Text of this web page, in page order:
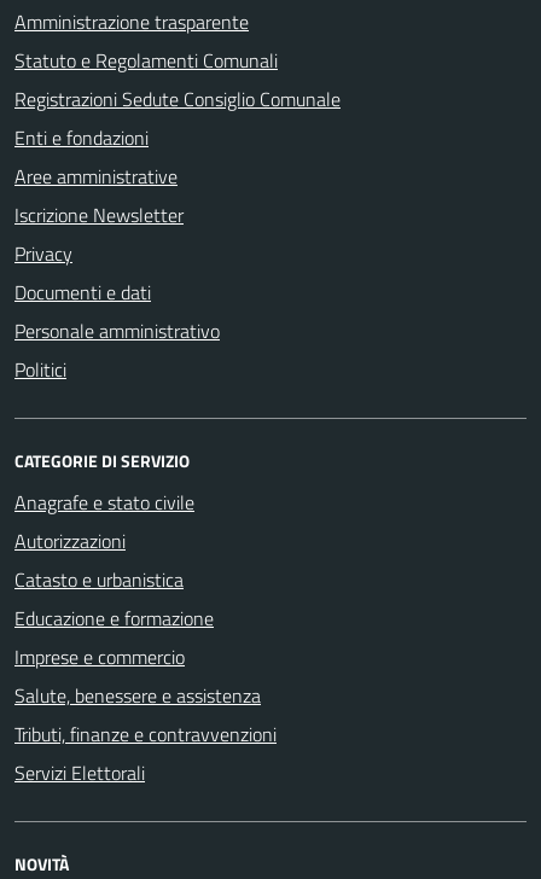
Amministrazione trasparente
Statuto e Regolamenti Comunali
Registrazioni Sedute Consiglio Comunale
Enti e fondazioni
Aree amministrative
Iscrizione Newsletter
Privacy
Documenti e dati
Personale amministrativo
Politici
CATEGORIE DI SERVIZIO
Anagrafe e stato civile
Autorizzazioni
Catasto e urbanistica
Educazione e formazione
Imprese e commercio
Salute, benessere e assistenza
Tributi, finanze e contravvenzioni
Servizi Elettorali
NOVITÀ